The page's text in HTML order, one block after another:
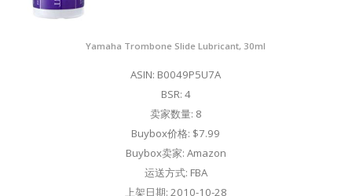
Yamaha Trombone Slide Lubricant, 30ml
ASIN: B0049P5U7A
BSR: 4
卖家数量: 8
Buybox价格: $7.99
Buybox卖家: Amazon
运送方式: FBA
上架日期: 2010-10-28